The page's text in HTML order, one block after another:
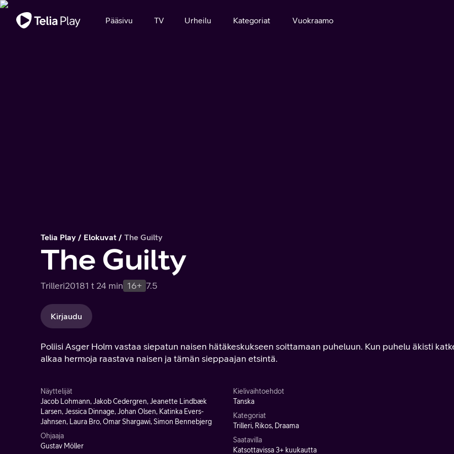
Tärkeä viesti
Pääsivu TV Urheilu Kategoriat Vuokraamo
Telia Play Elokuvat The Guilty
The Guilty
Trilleri20181 t 24 min 16+ 7.5
Kirjaudu
Poliisi Asger Holm vastaa siepatun naisen hätäkeskukseen soittamaan puheluun. Kun puhelu äkisti
alkaa hermoja raastava naisen ja tämän sieppaajan etsintä.
Näyttelijät
Jacob Lohmann, Jakob Cedergren, Jeanette Lindbæk
Larsen, Jessica Dinnage, Johan Olsen, Katinka Evers-
Jahnsen, Laura Bro, Omar Shargawi, Simon Bennebjerg
Ohjaaja
Gustav Möller
Kielivaihtoehdot
Tanska
Kategoriat
Trilleri, Rikos, Draama
Saatavilla
Katsottavissa 3+ kuukautta